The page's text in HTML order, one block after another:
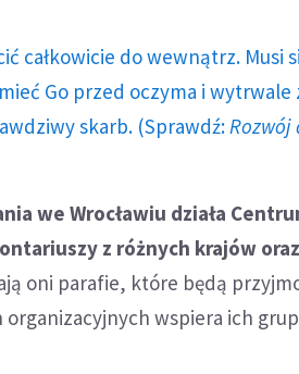
całkowicie do wewnątrz. Musi
Go przed oczyma i wytrwale
skarb. (Sprawdź: Rozwój
we Wrocławiu działa
z różnych krajów
oni parafie, które będą
wspiera ich